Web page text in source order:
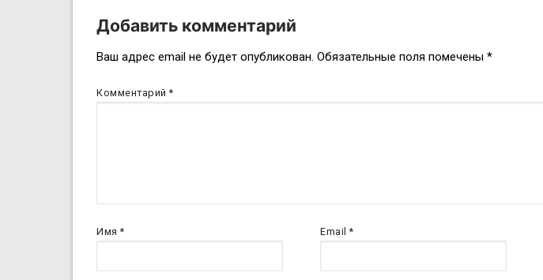
Навигация
по
Добавить комментарий
Ваш адрес email не будет опубликован. Обязательные поля помечены *
Комментарий*
Имя* Email*